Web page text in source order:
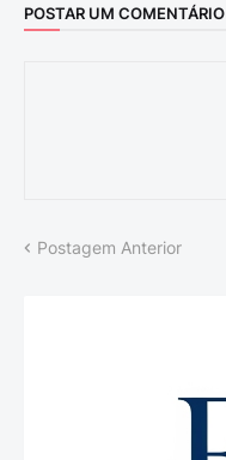
POSTAR UM COMENTÁRIO
Postagem Anterior